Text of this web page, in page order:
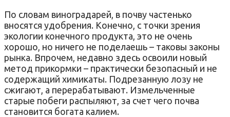
По словам виноградарей, в почву частенько
вносятся удобрения. Конечно, с точки зрения
экологии конечного продукта, это не очень
хорошо, но ничего не поделаешь – таковы законы
рынка. Впрочем, недавно здесь освоили новый
метод прикормки – практически безопасный и не
содержащий химикаты. Подрезанную лозу не
сжигают, а перерабатывают. Измельченные
старые побеги распыляют, за счет чего почва
становится богата калием.